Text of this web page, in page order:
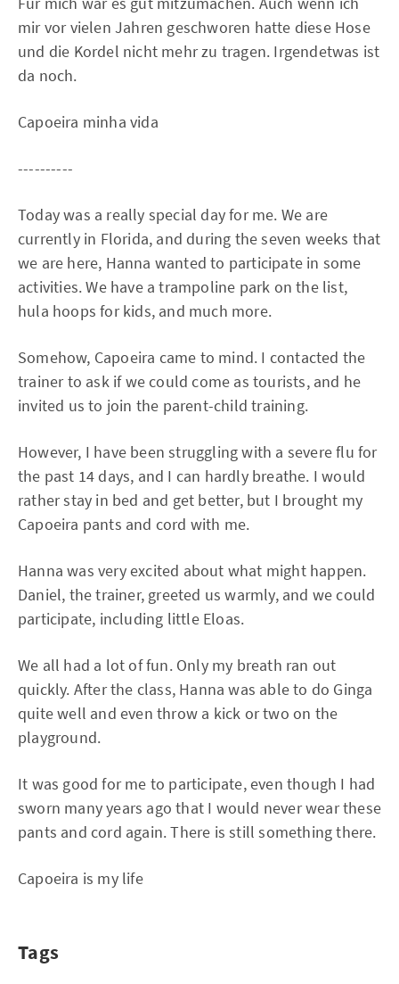
mir vor vielen Jahren geschworen hatte diese Hose
und die Kordel nicht mehr zu tragen. Irgendetwas ist
da noch.
Capoeira minha vida
----------
Today was a really special day for me. We are
currently in Florida, and during the seven weeks that
we are here, Hanna wanted to participate in some
activities. We have a trampoline park on the list,
hula hoops for kids, and much more.
Somehow, Capoeira came to mind. I contacted the
trainer to ask if we could come as tourists, and he
invited us to join the parent-child training.
However, I have been struggling with a severe flu for
the past 14 days, and I can hardly breathe. I would
rather stay in bed and get better, but I brought my
Capoeira pants and cord with me.
Hanna was very excited about what might happen.
Daniel, the trainer, greeted us warmly, and we could
participate, including little Eloas.
We all had a lot of fun. Only my breath ran out
quickly. After the class, Hanna was able to do Ginga
quite well and even throw a kick or two on the
playground.
It was good for me to participate, even though I had
sworn many years ago that I would never wear these
pants and cord again. There is still something there.
Capoeira is my life
Tags